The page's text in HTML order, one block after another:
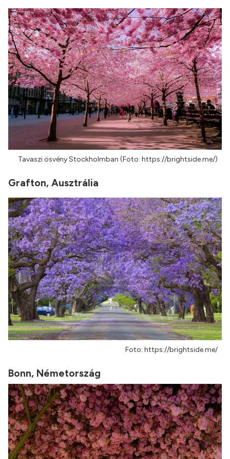
Tavaszi ösvény Stockholmban (Foto: https://brightside.me/)
Grafton, Ausztrália
Foto: https://brightside.me/
Bonn, Németország